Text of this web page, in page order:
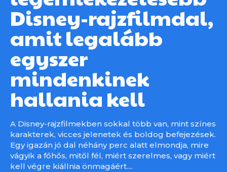
Disney-rajzfilmdal,
amit legalább
egyszer
mindenkinek
hallania kell
A Disney-rajzfilmekben sokkal több van, mint színes
karakterek, vicces jelenetek és boldog befejezések.
Egy igazán jó dal néhány perc alatt elmondja, mire
vágyik a főhős, mitől fél, miért szerelmes, vagy miért
kell végre kiállnia önmagáért....